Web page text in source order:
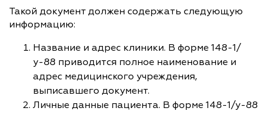
Такой документ должен содержать следующую
информацию:
Название и адрес клиники. В форме 148-1/
у-88 приводится полное наименование и
адрес медицинского учреждения,
выписавшего документ.
Личные данные пациента. В форме 148-1/у-88